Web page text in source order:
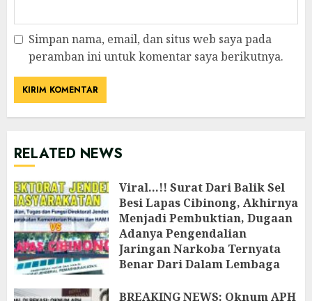
Simpan nama, email, dan situs web saya pada
peramban ini untuk komentar saya berikutnya.
RELATED NEWS
Viral…!! Surat Dari Balik Sel
Besi Lapas Cibinong, Akhirnya
Menjadi Pembuktian, Dugaan
Adanya Pengendalian
Jaringan Narkoba Ternyata
Benar Dari Dalam Lembaga
JULI 26, 2026
‎BREAKING NEWS: Oknum APH